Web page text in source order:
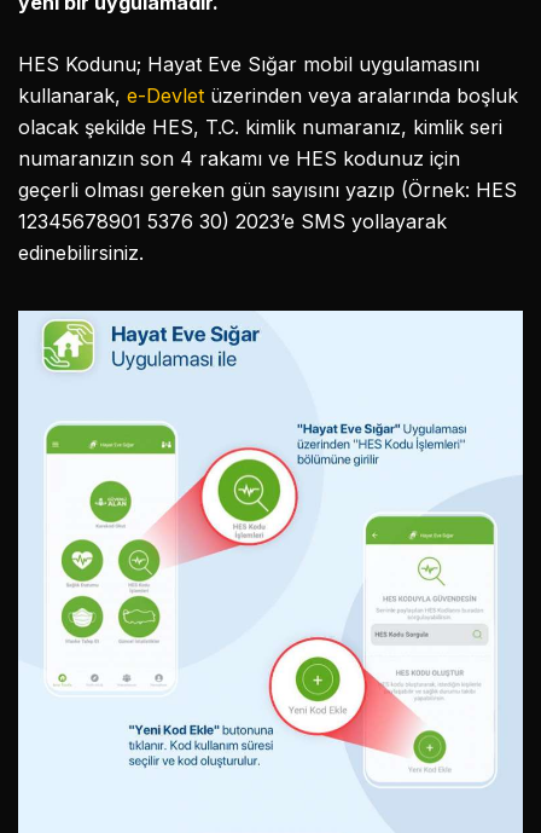
HES Kodunu; Hayat Eve Sığar mobil uygulamasını
kullanarak, e-Devlet üzerinden veya aralarında boşluk
olacak şekilde HES, T.C. kimlik numaranız, kimlik seri
numaranızın son 4 rakamı ve HES kodunuz için
geçerli olması gereken gün sayısını yazıp (Örnek: HES
12345678901 5376 30) 2023’e SMS yollayarak
edinebilirsiniz.